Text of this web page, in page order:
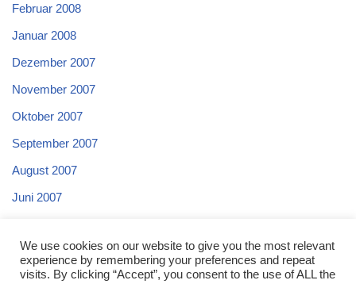
Februar 2008
Januar 2008
Dezember 2007
November 2007
Oktober 2007
September 2007
August 2007
Juni 2007
April 2007
We use cookies on our website to give you the most relevant
experience by remembering your preferences and repeat
visits. By clicking “Accept”, you consent to the use of ALL the